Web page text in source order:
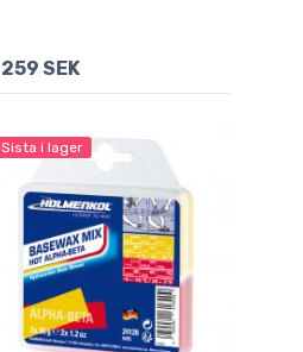
259 SEK
Sista i lager